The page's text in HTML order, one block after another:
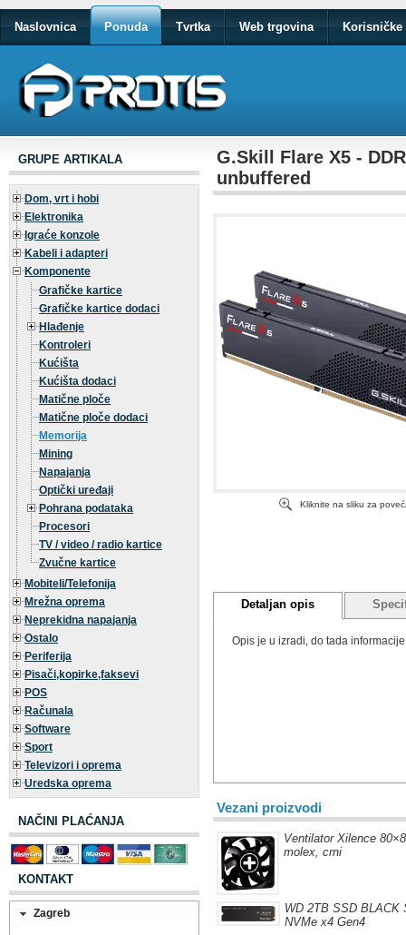
Naslovnica Ponuda Tvrtka Web trgovina Korisničke
GRUPE ARTIKALA
Dom, vrt i hobi
Elektronika
Igraće konzole
Kabeli i adapteri
Komponente
Grafičke kartice
Grafičke kartice dodaci
Hlađenje
Kontroleri
Kućišta
Kućišta dodaci
Matične ploče
Matične ploče dodaci
Memorija
Mining
Napajanja
Optički uređaji
Pohrana podataka
Procesori
TV / video / radio kartice
Zvučne kartice
Mobiteli/Telefonija
Mrežna oprema
Neprekidna napajanja
Ostalo
Periferija
Pisači,kopirke,faksevi
POS
Računala
Software
Sport
Televizori i oprema
Uredska oprema
NAČINI PLAĆANJA
KONTAKT
Zagreb
G.Skill Flare X5 -
unbuffered
Kliknite na sliku za
Detaljan opis
Opis je u izradi, do tada
Vezani proizvodi
Ventilator Xilence
molex, crni
WD 2TB SSD BLACK
NVMe x4 Gen4